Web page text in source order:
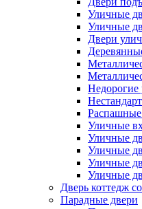
Уличные
Уличные
Двери
Недорогие
Уличные
Уличные
Уличные
Уличные
Уличные
Дверь коттедж
Парадные двери